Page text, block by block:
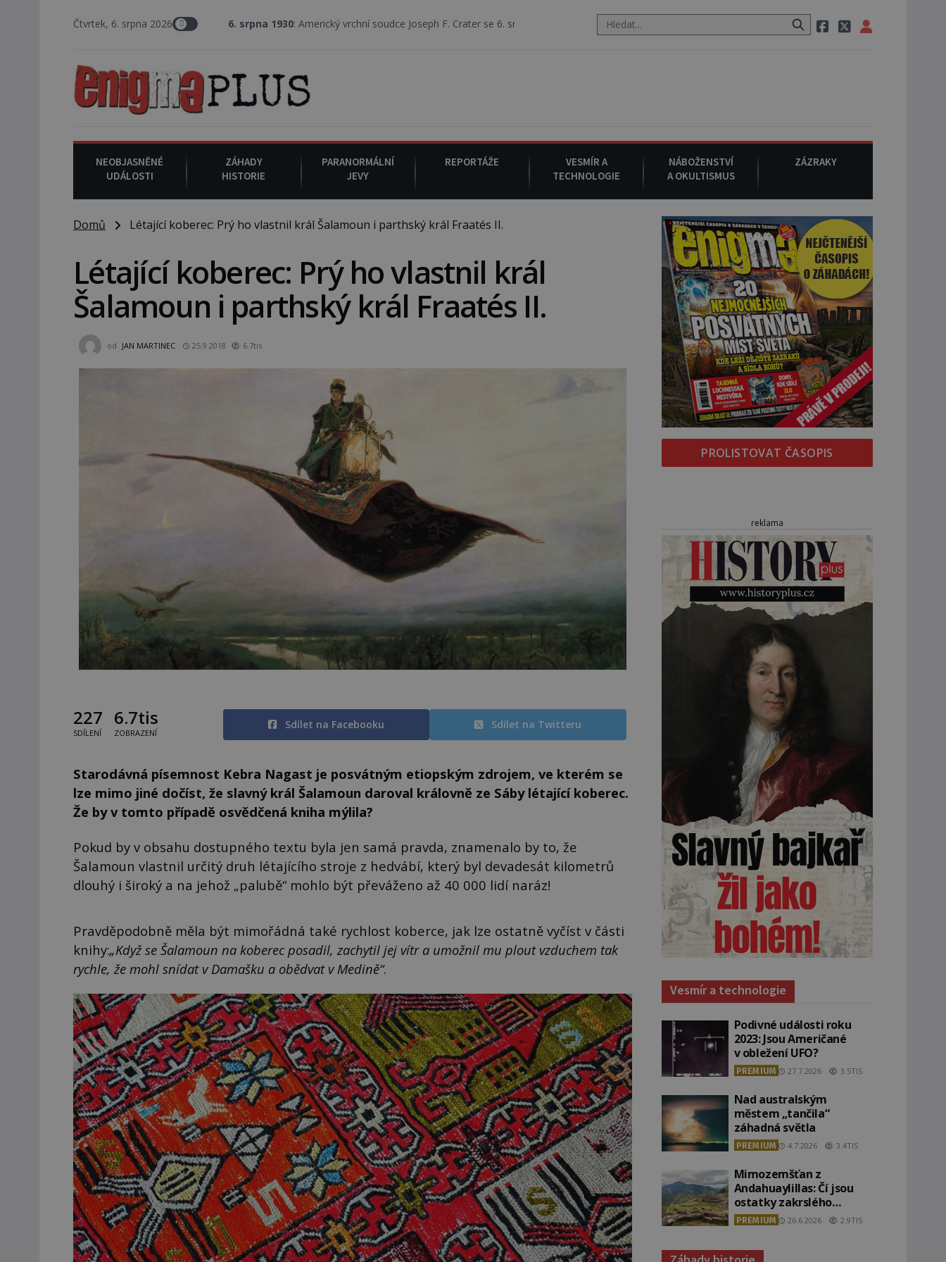
Čtvrtek, 6. srpna 20266. srpna 1930 : Americký vrchní soudce Joseph F. Crater se 6. srpna 1930 navečeří ve své oblíbené restauraci, pak si na ulici zavolá taxi, nasedne do něj a už ho nikdy nikdo
NEOBJASNĚNÉ
UDÁLOSTI
ZÁHADY
HISTORIE
PARANORMÁLNÍ
JEVY
REPORTÁŽE
VESMÍR A
TECHNOLOGIE
NÁBOŽENSTVÍ
A OKULTISMUS
ZÁZRAKY
Domů Létající koberec: Prý ho vlastnil král Šalamoun i parthský král Fraatés II.
Létající koberec: Prý ho vlastnil král
Šalamoun i parthský král Fraatés II.
od JAN MARTINEC 25.9.2018 6.7tis
227
SDÍLENÍ
6.7tis
ZOBRAZENÍ
Sdílet na Facebooku Sdílet na Twitteru
Starodávná písemnost Kebra Nagast je posvátným etiopským zdrojem, ve kterém se
lze mimo jiné dočíst, že slavný král Šalamoun daroval královně ze Sáby létající koberec.
Že by v tomto případě osvědčená kniha mýlila?
Pokud by v obsahu dostupného textu byla jen samá pravda, znamenalo by to, že
Šalamoun vlastnil určitý druh létajícího stroje z hedvábí, který byl devadesát kilometrů
dlouhý i široký a na jehož „palubě“ mohlo být převáženo až 40 000 lidí naráz!
Pravděpodobně měla být mimořádná také rychlost koberce, jak lze ostatně vyčíst v části
knihy:„Když se Šalamoun na koberec posadil, zachytil jej vítr a umožnil mu plout vzduchem tak
rychle, že mohl snídat v Damašku a obědvat v Medině“.
PROLISTOVAT ČASOPIS
reklama
Vesmír a technologie
Podivné události roku
2023: Jsou Američané
v obležení UFO?
PREMIUM 27.7.2026 3.5TIS
Nad australským
městem „tančila“
záhadná světla
PREMIUM 4.7.2026 3.4TIS
Mimozemšťan z
Andahuaylillas: Čí jsou
ostatky zakrslého
stvoření s ohromnou
lebkou?
PREMIUM 26.6.2026 2.9TIS